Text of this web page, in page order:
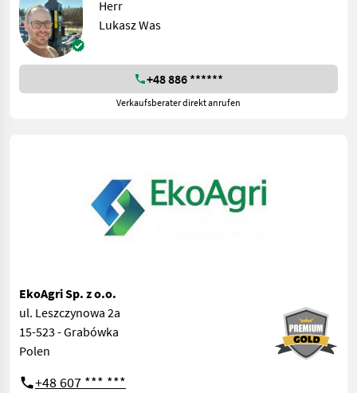
Herr
Lukasz Was
+48 886 ******
Verkaufsberater direkt anrufen
EkoAgri Sp. z o.o.
ul. Leszczynowa 2a
15-523 - Grabówka
Polen
+48 607 *** ***